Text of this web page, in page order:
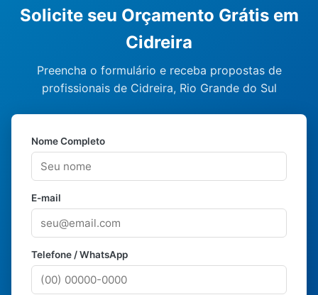
Solicite seu Orçamento Grátis em
Cidreira
Preencha o formulário e receba propostas de
profissionais de Cidreira, Rio Grande do Sul
Nome Completo
E-mail
Telefone / WhatsApp